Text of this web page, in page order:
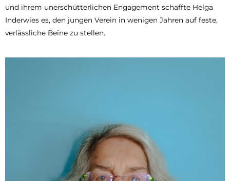
und ihrem unerschütterlichen Engagement schaffte Helga
Inderwies es, den jungen Verein in wenigen Jahren auf feste,
verlässliche Beine zu stellen.